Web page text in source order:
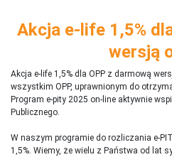
Akcja e-life 1,5%
wersją
Akcja e-life 1,5% dla OPP z darmową
wszystkim OPP, uprawnionym do
Program e-pity 2025 on-line aktywnie
Publicznego.
W naszym programie do rozliczania e-
1,5%. Wiemy, że wielu z Państwa od lat